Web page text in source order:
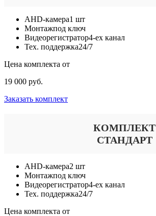
AHD-камера1 шт
Монтажпод ключ
Видеорегистратор4-ех канал
Тех. поддержка24/7
Цена комплекта от
19 000 руб.
Заказать комплект
КОМПЛЕКТ
СТАНДАРТ
AHD-камера2 шт
Монтажпод ключ
Видеорегистратор4-ех канал
Тех. поддержка24/7
Цена комплекта от